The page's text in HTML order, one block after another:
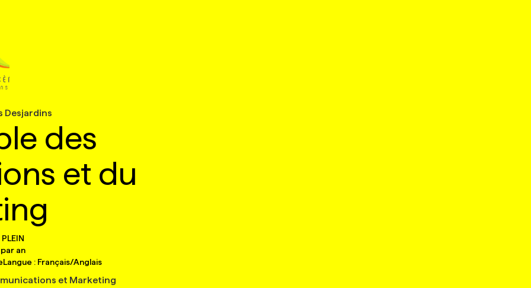
Desjardins
des
et du
an
Langue : Français/Anglais
et Marketing